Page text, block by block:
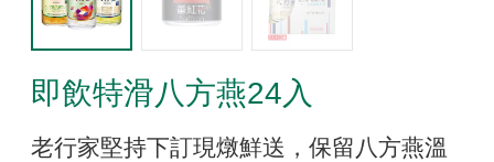
即飲特滑八方燕24入
老行家堅持下訂現燉鮮送，保留八方燕溫